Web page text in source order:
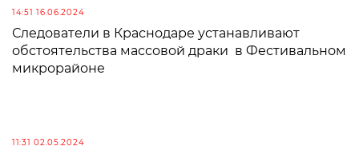
14:51 16.06.2024
Следователи в Краснодаре устанавливают
обстоятельства массовой драки в Фестивальном
микрорайоне
11:31 02.05.2024